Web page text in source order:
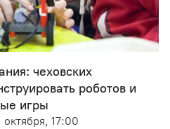
чеховских
роботов и
игры
октября, 17:00